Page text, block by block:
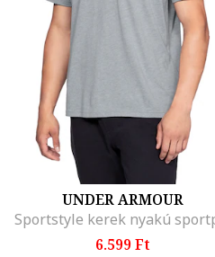
UNDER ARMOUR
6.599 Ft